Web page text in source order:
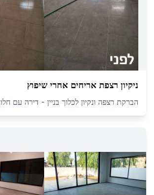
ניקיון רצפת אריחים אחרי שיפוץ
הברקת רצפה ונקיון לכלוך בניין - דירה עם